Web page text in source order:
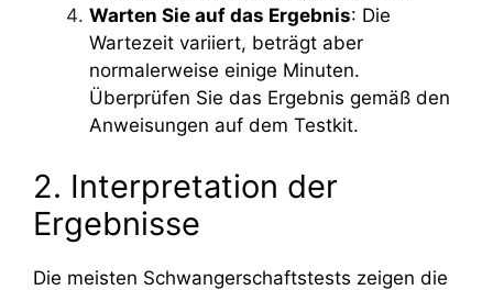
Warten Sie auf das Ergebnis: Die
Wartezeit variiert, beträgt aber
normalerweise einige Minuten.
Überprüfen Sie das Ergebnis gemäß den
Anweisungen auf dem Testkit.
2. Interpretation der
Ergebnisse
Die meisten Schwangerschaftstests zeigen die